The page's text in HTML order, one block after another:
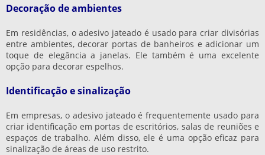
Decoração de ambientes
Em residências, o adesivo jateado é usado para criar divisórias
entre ambientes, decorar portas de banheiros e adicionar um
toque de elegância a janelas. Ele também é uma excelente
opção para decorar espelhos.
Identificação e sinalização
Em empresas, o adesivo jateado é frequentemente usado para
criar identificação em portas de escritórios, salas de reuniões e
espaços de trabalho. Além disso, ele é uma opção eficaz para
sinalização de áreas de uso restrito.